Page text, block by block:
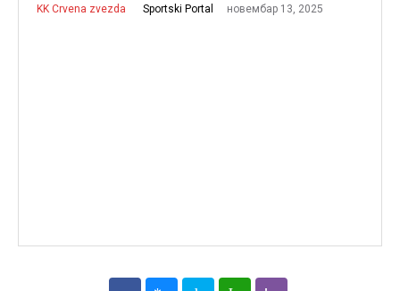
KK Crvena zvezda Sportski Portal новембар 13, 2025